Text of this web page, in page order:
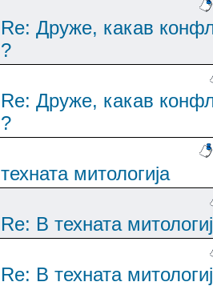
Re: Друже, какав
?
Re: Друже, какав
?
техната митологија
Re: В техната
Re: В техната